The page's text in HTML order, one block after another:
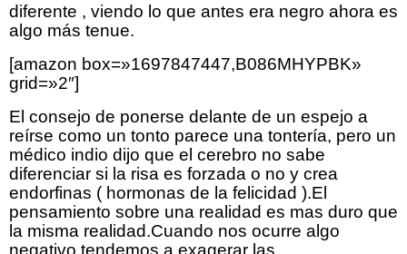
diferente , viendo lo que antes era negro ahora es
algo más tenue.
[amazon box=»1697847447,B086MHYPBK»
grid=»2″]
El consejo de ponerse delante de un espejo a
reírse como un tonto parece una tontería, pero un
médico indio dijo que el cerebro no sabe
diferenciar si la risa es forzada o no y crea
endorfinas ( hormonas de la felicidad ).El
pensamiento sobre una realidad es mas duro que
la misma realidad.Cuando nos ocurre algo
negativo,tendemos a exagerar las